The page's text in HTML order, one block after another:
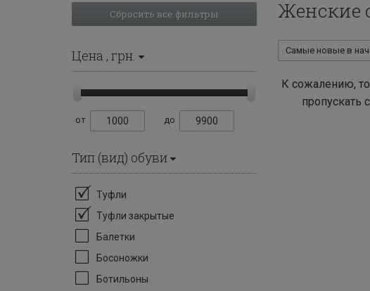
Сбросить все фильтры
Цена , грн.
от до
Тип (вид) обуви
Туфли
Туфли закрытые
Балетки
Босоножки
Ботильоны
Женские
Самые новые в
К сожалению,
пропускать